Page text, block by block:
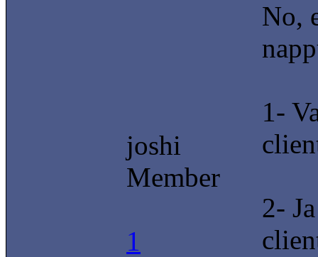
joshi
Member
1
No,
1-
2-